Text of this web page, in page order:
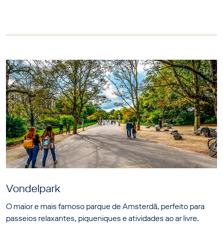
Vondelpark
O maior e mais famoso parque de Amsterdã, perfeito para
passeios relaxantes, piqueniques e atividades ao ar livre.